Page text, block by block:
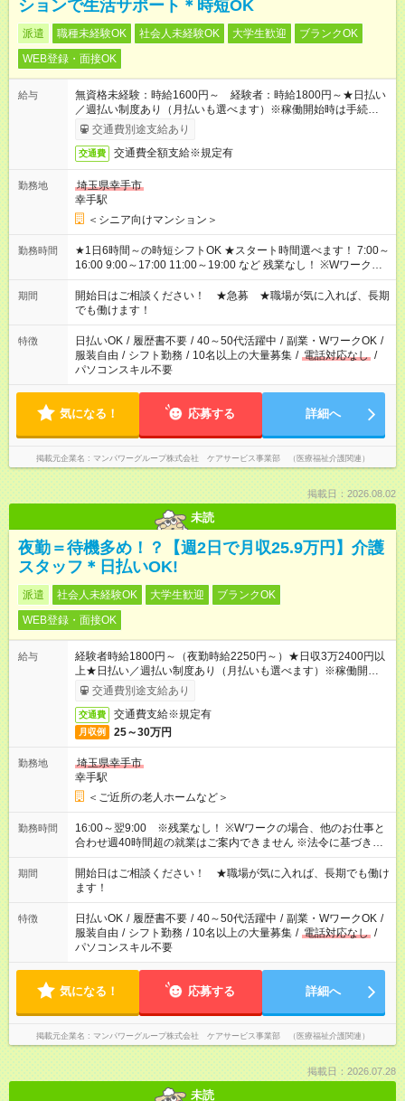
ションで生活サポート＊時短OK
派遣 職種未経験OK 社会人未経験OK 大学生歓迎
ブランクOK
WEB登録・面接OK
給与
無資格未経験：時給1600円～ 経験者：時給1800円～★日払い
／週払い制度あり（月払いも選べます）※稼働開始時は手続き完
了次第のお支払いとなります。
交通費別途支給あり
交通費 交通費全額支給※規定有
勤務地
埼玉県幸手市
幸手駅
＜シニア向けマンション＞
勤務時間
★1日6時間～の時短シフトOK ★スタート時間選べます！ 7:00～
16:00 9:00～17:00 11:00～19:00 など 残業なし！ ※Wワークの
場合、他のお仕事と合わせ週40時間超の就業はご案内できませ
ん ※法令に基づき、週20時間以上勤務は社会保険への加入対象
となります ※労働者派遣法（日雇い派遣の原則禁止）により、
短時間・短期間の就業はご案内が難しい場合があります
期間
開始日はご相談ください！ ★急募 ★職場が気に入れば、長期
でも働けます！
特徴 日払いOK / 履歴書不要 / 40～50代活躍中 / 副業・WワークOK /
服装自由 / シフト勤務 / 10名以上の大量募集 / 電話対応なし /
パソコンスキル不要
気になる！ 応募する 詳細へ
掲載元企業名 マンパワーグループ株式会社 ケアサービス事業部 （医療福祉介護関連）
掲載日：2026.08.02
未読
夜勤＝待機多め！？【週2日で月収25.9万円】介護
スタッフ＊日払いOK!
派遣 社会人未経験OK 大学生歓迎
ブランクOK
WEB登録・面接OK
給与
経験者時給1800円～（夜勤時給2250円～）★日収3万2400円以
上★日払い／週払い制度あり（月払いも選べます）※稼働開始時
は手続き完了次第のお支払いとなります。
交通費別途支給あり
交通費 交通費支給※規定有
月収例 25～30万円
勤務地
埼玉県幸手市
幸手駅
＜ご近所の老人ホームなど＞
勤務時間
16:00～翌9:00 ※残業なし！ ※Wワークの場合、他のお仕事と
合わせ週40時間超の就業はご案内できません ※法令に基づき、
週20時間以上勤務は社会保険への加入対象となります ※労働者
派遣法（日雇い派遣の原則禁止）により、短時間・短期間の就
業はご案内が難しい場合があります
期間
開始日はご相談ください！ ★職場が気に入れば、長期でも働け
ます！
特徴 日払いOK / 履歴書不要 / 40～50代活躍中 / 副業・WワークOK /
服装自由 / シフト勤務 / 10名以上の大量募集 / 電話対応なし /
パソコンスキル不要
気になる！ 応募する 詳細へ
掲載元企業名 マンパワーグループ株式会社 ケアサービス事業部 （医療福祉介護関連）
掲載日：2026.07.28
未読